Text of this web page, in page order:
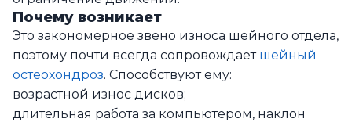
Почему возникает
Это закономерное звено износа шейного отдела,
поэтому почти всегда сопровождает шейный
остеохондроз. Способствуют ему:
возрастной износ дисков;
длительная работа за компьютером, наклон